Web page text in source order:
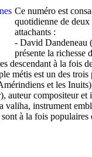
Ce numéro est
quotidienne de
attachants :
- David Dandeneau
présente la richesse
descendant à la fois
métis est un des trois
et les
auteur compositeur et
valiha, instrument
à la fois populaires